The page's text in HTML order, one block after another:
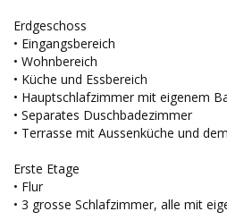
Erdgeschoss
• Eingangsbereich
• Wohnbereich
• Küche und Essbereich
• Hauptschlafzimmer mit eigenem
• Separates Duschbadezimmer
• Terrasse mit Aussenküche und
Erste Etage
• Flur
• 3 grosse Schlafzimmer, alle mit